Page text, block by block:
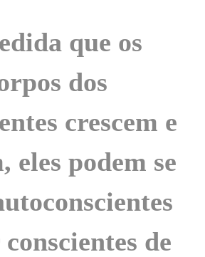
que os
dos
crescem e
eles podem se
de